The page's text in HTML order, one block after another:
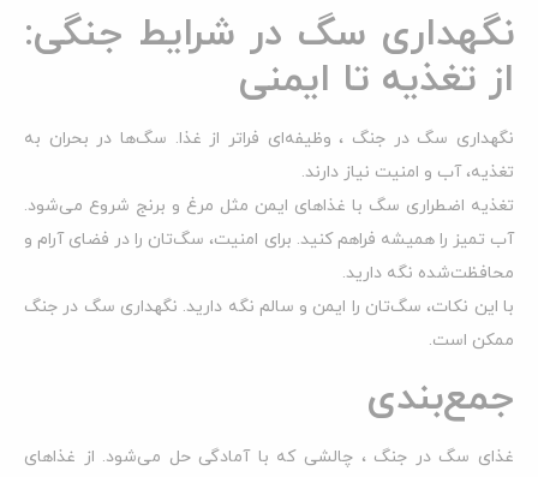
نگهداری سگ در شرایط جنگی:
از تغذیه تا ایمنی
نگهداری سگ در جنگ ، وظیفه‌ای فراتر از غذا. سگ‌ها در بحران به
تغذیه، آب و امنیت نیاز دارند.
تغذیه اضطراری سگ با غذاهای ایمن مثل مرغ و برنج شروع می‌شود.
آب تمیز را همیشه فراهم کنید. برای امنیت، سگ‌تان را در فضای آرام و
محافظت‌شده نگه دارید.
با این نکات، سگ‌تان را ایمن و سالم نگه دارید. نگهداری سگ در جنگ
ممکن است.
جمع‌بندی
غذای سگ در جنگ ، چالشی که با آمادگی حل می‌شود. از غذاهای